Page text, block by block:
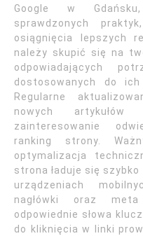
Google w
sprawdzonych
osiągnięcia lepszych
należy skupić się na
odpowiadających
dostosowanych do ich
Regularne
nowych
zainteresowanie
ranking strony.
optymalizacja
strona ładuje się
urządzeniach
nagłówki oraz
odpowiednie słowa
do kliknięcia w linki